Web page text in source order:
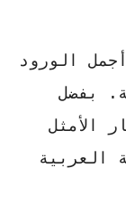
الورود
بفضل
الأمثل
العربية